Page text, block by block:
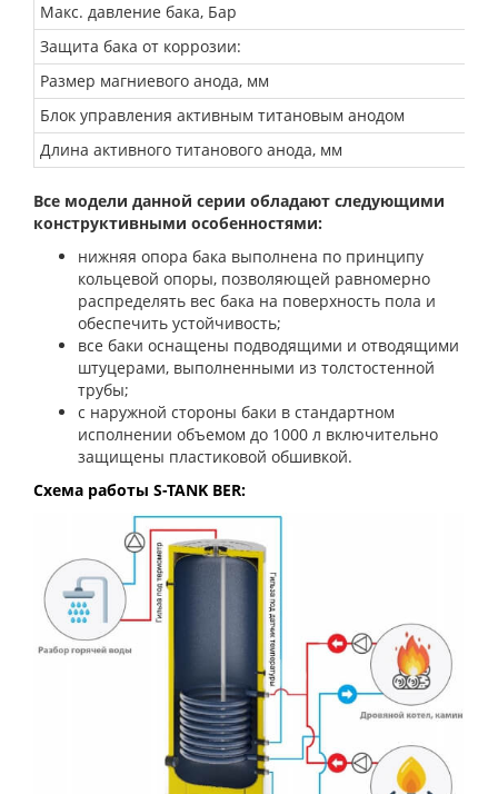
Макс. давление бака, Бар
Защита бака от коррозии:
Размер магниевого анода, мм
Блок управления активным титановым анодом
Длина активного титанового анода, мм
Все модели данной серии обладают следующими
конструктивными особенностями:
нижняя опора бака выполнена по принципу
кольцевой опоры, позволяющей равномерно
распределять вес бака на поверхность пола и
обеспечить устойчивость;
все баки оснащены подводящими и отводящими
штуцерами, выполненными из толстостенной
трубы;
с наружной стороны баки в стандартном
исполнении объемом до 1000 л включительно
защищены пластиковой обшивкой.
Схема работы S-TANK BER: